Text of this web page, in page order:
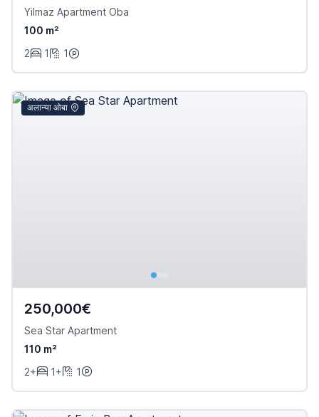
Yilmaz Apartment Oba
100 m²
2
1 1
अलान्या ओबा
250,000€
Sea Star Apartment
110 m²
2+
1+ 1